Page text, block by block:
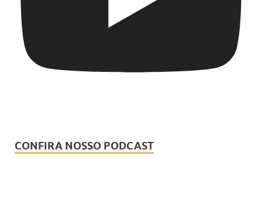
CONFIRA NOSSO PODCAST